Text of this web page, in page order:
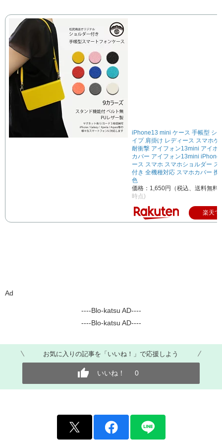
iPhone13 mini ケース 手帳型 シ
イプ 肩掛け レディース スマホケ
耐衝撃 アイフォン13mini アイホ
カバー アイフォン13mini
ース スマホ スマホショルダー ス
付き 全機種対応 スマホカバー 携
色
価格：1,650円（税込、送料無料)
時点)
楽天で
Ad
----Blo-katsu AD----
----Blo-katsu AD----
お気に入りの記事を「いいね！」で応援しよう
いいね！ 0